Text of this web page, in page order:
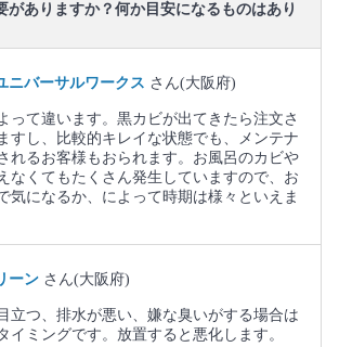
がありますか？何か目安になるものはあり
ニバーサルワークス さん(大阪府)
って違います。黒カビが出てきたら注文さ
すし、比較的キレイな状態でも、メンテナ
れるお客様もおられます。お風呂のカビや
なくてもたくさん発生していますので、お
気になるか、によって時期は様々といえま
ーン さん(大阪府)
立つ、排水が悪い、嫌な臭いがする場合は
イミングです。放置すると悪化します。